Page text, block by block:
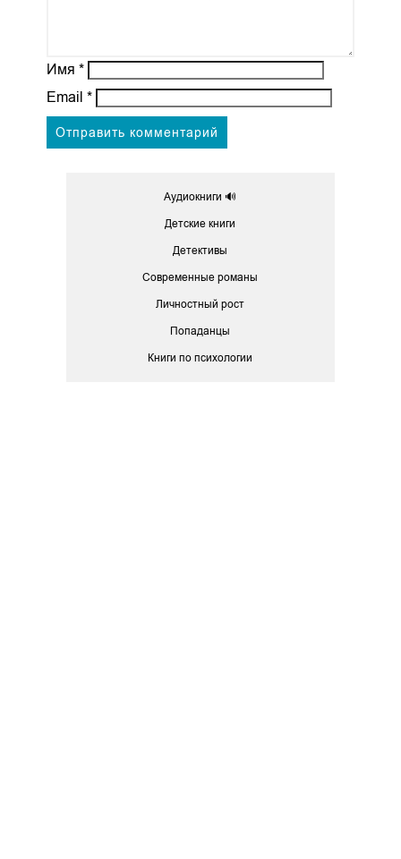
Имя *
Email *
Аудиокниги 🔊
Детские книги
Детективы
Современные романы
Личностный рост
Попаданцы
Книги по психологии